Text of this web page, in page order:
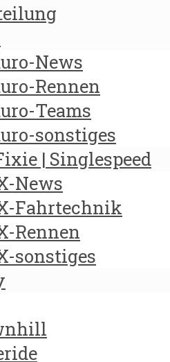
News
Rennen
Teams
sonstiges
| Singlespeed
News
Fahrtechnik
Rennen
sonstiges